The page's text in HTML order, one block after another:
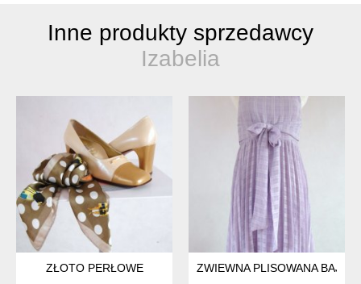
Inne produkty sprzedawcy
Izabelia
ZŁOTO PERŁOWE
ZWIEWNA PLISOWANA